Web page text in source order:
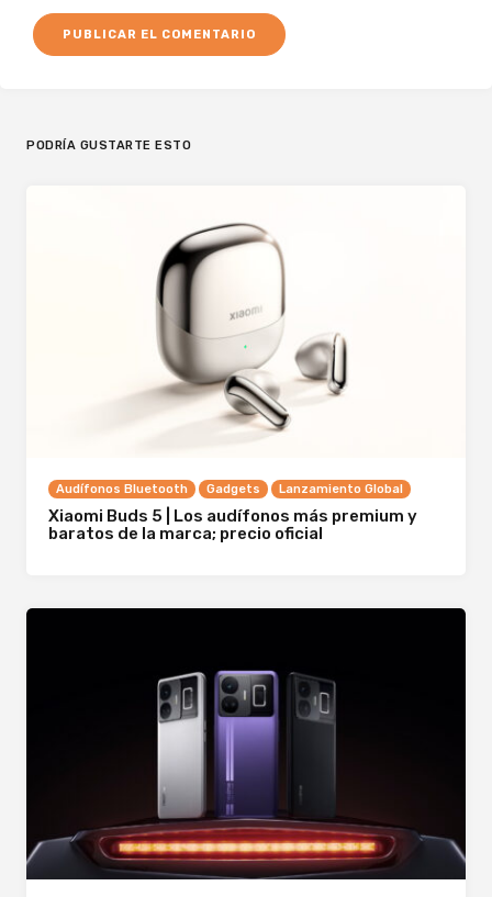
PODRÍA GUSTARTE ESTO
Audífonos Bluetooth Gadgets Lanzamiento Global
Xiaomi Buds 5 | Los audífonos más premium y
baratos de la marca; precio oficial